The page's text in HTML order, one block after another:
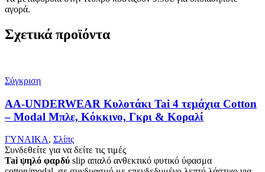
αγορά.
Σχετικά προϊόντα
Σύγκριση
AA-UNDERWEAR Κυλοτάκι Tai 4 τεμάχια Cotton
– Modal Μπλε, Κόκκινο, Γκρι & Κοραλί
ΓΥΝΑΙΚΑ, Σλίπς
Συνδεθείτε για να δείτε τις τιμές
Tai ψηλό φαρδύ slip απαλό ανθεκτικό φυτικό ύφασμα